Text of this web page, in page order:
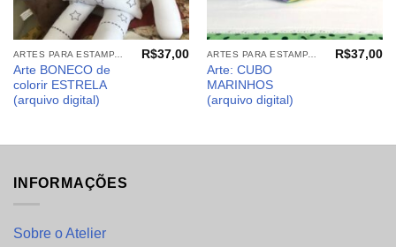
Arte BONECO de
colorir ESTRELA
(arquivo digital)
R$37,00
Arte: CUBO
MARINHOS
(arquivo digital)
R$37,00
INFORMAÇÕES
Sobre o Atelier